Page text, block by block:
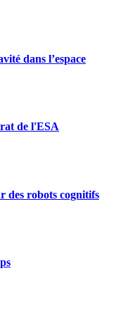
dans l’espace
de l'ESA
des robots cognitifs